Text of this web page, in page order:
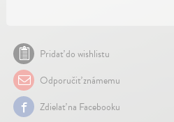
Pridať do wishlistu
Odporučiť známemu
Zdielať na Facebooku